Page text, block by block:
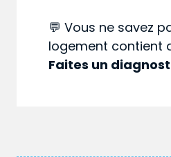
💬 Vous ne savez
logement contient
Faites un